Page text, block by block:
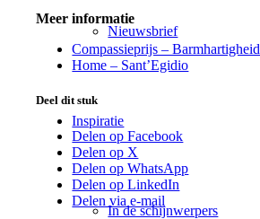
Nieuwsbrief
Inspiratie
In de schijnwerpers
Meer informatie
Compassieprijs – Barmhartigheid
Home – Sant’Egidio
Deel dit stuk
Delen op Facebook
Delen op X
Delen op WhatsApp
Delen op LinkedIn
Delen via e-mail